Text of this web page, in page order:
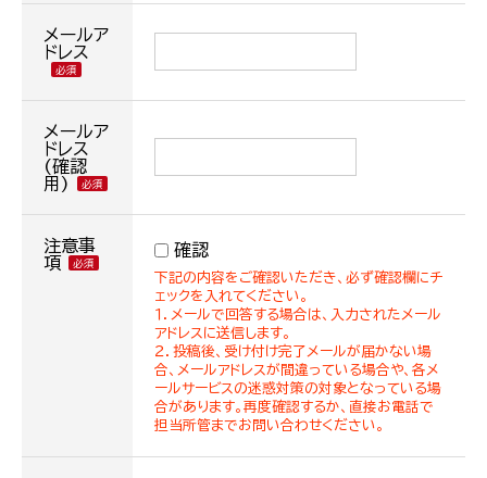
メールア
ドレス
メールア
ドレス
(確認
用)
注意事
項
確認
下記の内容をご確認いただき、必ず確認欄にチ
ェックを入れてください。
１．メールで回答する場合は、入力されたメール
アドレスに送信します。
２．投稿後、受け付け完了メールが届かない場
合、メールアドレスが間違っている場合や、各メ
ールサービスの迷惑対策の対象となっている場
合があります。再度確認するか、直接お電話で
担当所管までお問い合わせください。